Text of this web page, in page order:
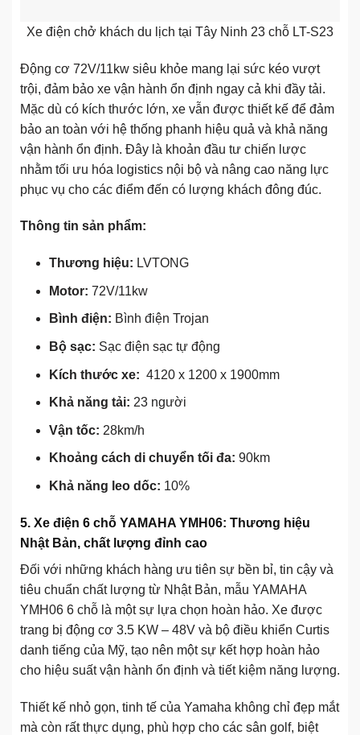
Xe điện chở khách du lịch tại Tây Ninh 23 chỗ LT-S23
Động cơ 72V/11kw siêu khỏe mang lại sức kéo vượt
trội, đảm bảo xe vận hành ổn định ngay cả khi đầy tải.
Mặc dù có kích thước lớn, xe vẫn được thiết kế để đảm
bảo an toàn với hệ thống phanh hiệu quả và khả năng
vận hành ổn định. Đây là khoản đầu tư chiến lược
nhằm tối ưu hóa logistics nội bộ và nâng cao năng lực
phục vụ cho các điểm đến có lượng khách đông đúc.
Thông tin sản phẩm:
Thương hiệu: LVTONG
Motor: 72V/11kw
Bình điện: Bình điện Trojan
Bộ sạc: Sạc điện sạc tự động
Kích thước xe: 4120 x 1200 x 1900mm
Khả năng tải: 23 người
Vận tốc: 28km/h
Khoảng cách di chuyển tối đa: 90km
Khả năng leo dốc: 10%
5. Xe điện 6 chỗ YAMAHA YMH06: Thương hiệu
Nhật Bản, chất lượng đỉnh cao
Đối với những khách hàng ưu tiên sự bền bỉ, tin cậy và
tiêu chuẩn chất lượng từ Nhật Bản, mẫu YAMAHA
YMH06 6 chỗ là một sự lựa chọn hoàn hảo. Xe được
trang bị động cơ 3.5 KW – 48V và bộ điều khiển Curtis
danh tiếng của Mỹ, tạo nên một sự kết hợp hoàn hảo
cho hiệu suất vận hành ổn định và tiết kiệm năng lượng.
Thiết kế nhỏ gọn, tinh tế của Yamaha không chỉ đẹp mắt
mà còn rất thực dụng, phù hợp cho các sân golf, biệt